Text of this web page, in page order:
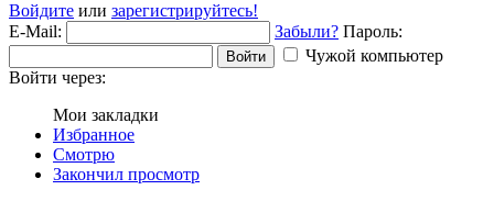
Войдите или зарегистрируйтесь!
E-Mail:
Забыли? Пароль:
Войти
Чужой компьютер
Войти через:
Мои закладки
Избранное
Смотрю
Закончил просмотр